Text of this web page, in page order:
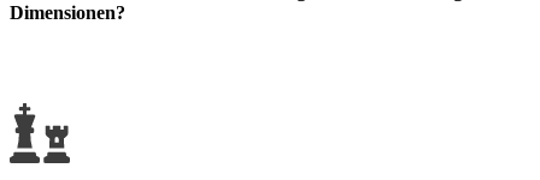
Dimensionen?